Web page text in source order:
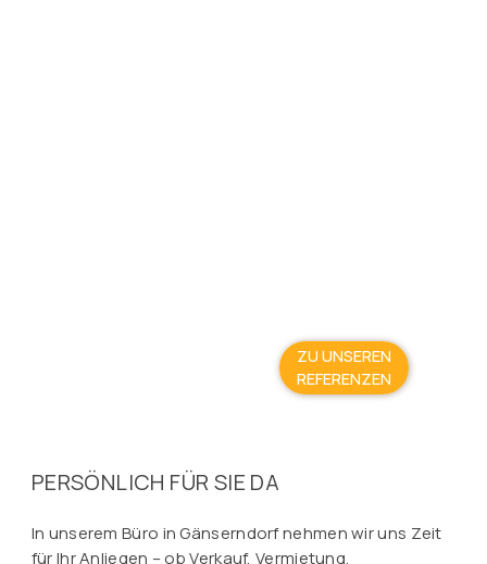
ZU UNSEREN
REFERENZEN
PERSÖNLICH FÜR SIE DA
In unserem Büro in Gänserndorf nehmen wir uns Zeit
für Ihr Anliegen – ob Verkauf, Vermietung,